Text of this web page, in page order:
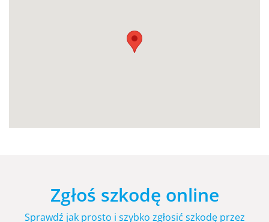
Zgłoś szkodę online
Sprawdź jak prosto i szybko zgłosić szkodę przez